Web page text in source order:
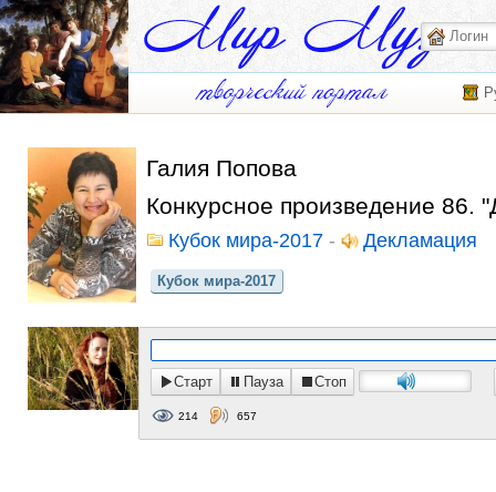
Галия Попова
Конкурсное произведение 86.
Кубок мира-2017 - Декламация
Кубок мира-2017
Старт Пауза Стоп
214 657